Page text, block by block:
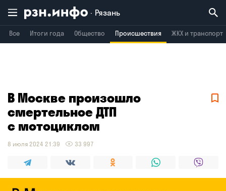
Рязань
Все Итоги года Общество Происшествия ЖКХ и транспорт
Воронеж Брянск
В Москве произошло
смертельное ДТП
с мотоциклом
8 июля 2024 21:39 33 997